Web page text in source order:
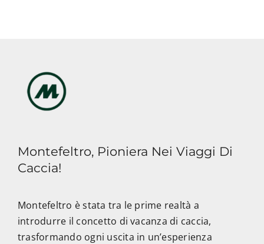
Montefeltro, Pioniera Nei Viaggi Di
Caccia!
Montefeltro è stata tra le prime realtà a
introdurre il concetto di vacanza di caccia,
trasformando ogni uscita in un’esperienza